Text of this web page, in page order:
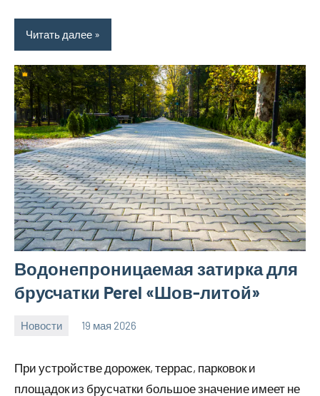
Читать далее
Водонепроницаемая затирка для
брусчатки Perel «Шов-литой»
Новости 19 мая 2026
При устройстве дорожек, террас, парковок и
площадок из брусчатки большое значение имеет не